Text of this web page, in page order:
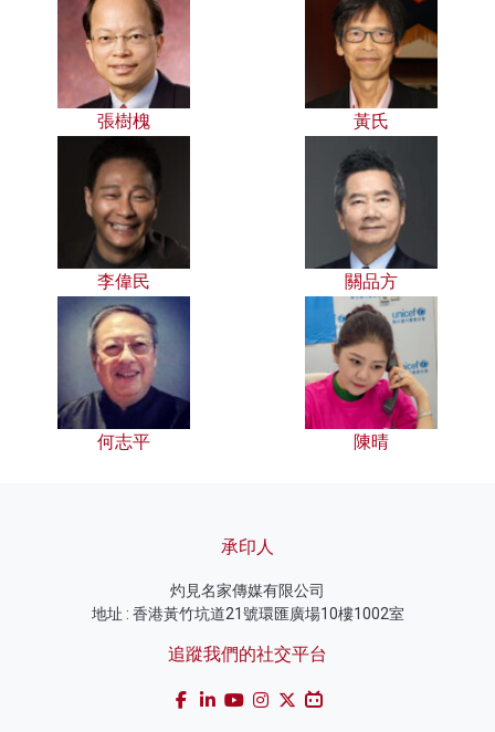
張樹槐 黃氏
李偉民 關品方
何志平 陳晴
承印人
灼見名家傳媒有限公司
地址 : 香港黃竹坑道21號環匯廣場10樓1002室
追蹤我們的社交平台